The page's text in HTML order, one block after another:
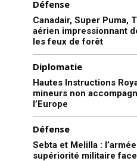
Défense
Canadair, Super Puma,
aérien impressionnant
les feux de forêt
Diplomatie
Hautes Instructions
mineurs non
l’Europe
Défense
Sebta et Melilla :
supériorité militaire